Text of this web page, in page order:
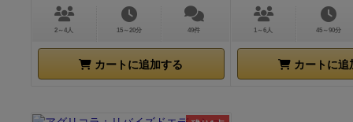
2～4人 15～20分 49件
カートに追加する
1～6人 45～90分
カートに追